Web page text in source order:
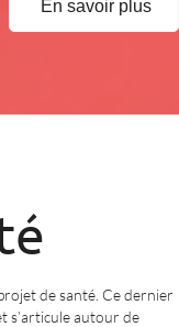
En savoir plus
de santé. Ce dernier
s’articule autour de